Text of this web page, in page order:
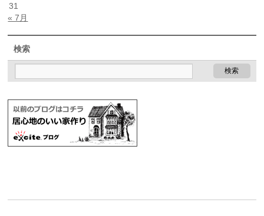
31
« 7月
検索